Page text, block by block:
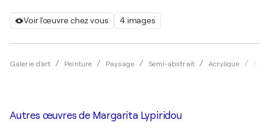
Voir l'œuvre chez vous 4 images
Galerie d'art Peinture Paysage Semi-abstrait Acrylique
Autres œuvres de Margarita Lypiridou